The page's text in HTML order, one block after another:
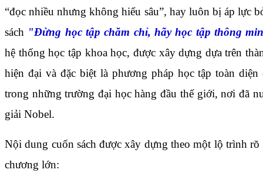
“đọc nhiều nhưng không hiểu sâu”, hay luôn bị áp lực
sách "Đừng học tập chăm chỉ, hãy học tập thông
hệ thống học tập khoa học, được xây dựng dựa trên
hiện đại và đặc biệt là phương pháp học tập toàn
trong những trường đại học hàng đầu thế giới, nơi đã
giải Nobel.
Nội dung cuốn sách được xây dựng theo một lộ trình
chương lớn: